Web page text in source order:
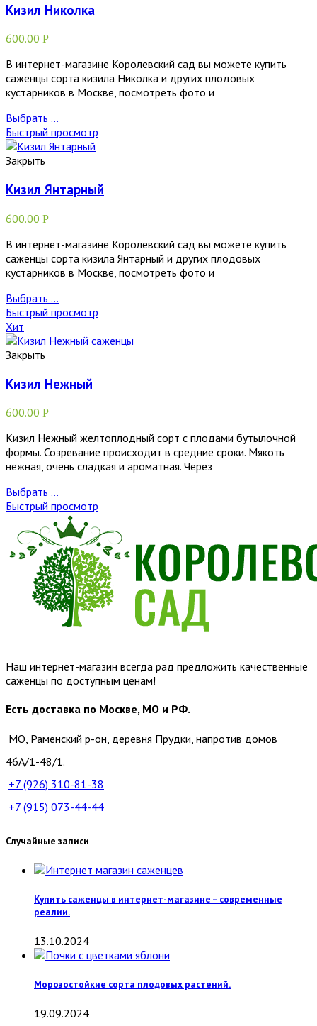
Кизил Николка
600.00 Р
В интернет-магазине Королевский сад вы можете купить
саженцы сорта кизила Николка и других плодовых
кустарников в Москве, посмотреть фото и
Выбрать ...
Быстрый просмотр
Закрыть
Кизил Янтарный
600.00 Р
В интернет-магазине Королевский сад вы можете купить
саженцы сорта кизила Янтарный и других плодовых
кустарников в Москве, посмотреть фото и
Выбрать ...
Быстрый просмотр
Хит
Закрыть
Кизил Нежный
600.00 Р
Кизил Нежный желтоплодный сорт с плодами бутылочной
формы. Созревание происходит в средние сроки. Мякоть
нежная, очень сладкая и ароматная. Через
Выбрать ...
Быстрый просмотр
Наш интернет-магазин всегда рад предложить качественные
саженцы по доступным ценам!
Есть доставка по Москве, МО и РФ.
МО, Раменский р-он, деревня Прудки, напротив домов
46А/1-48/1.
+7 (926) 310-81-38
+7 (915) 073-44-44
Случайные записи
Купить саженцы в интернет-магазине – современные
реалии.
13.10.2024
Морозостойкие сорта плодовых растений.
19.09.2024